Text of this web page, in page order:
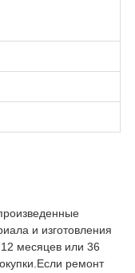
и изготовления
месяцев или 36
ремонт